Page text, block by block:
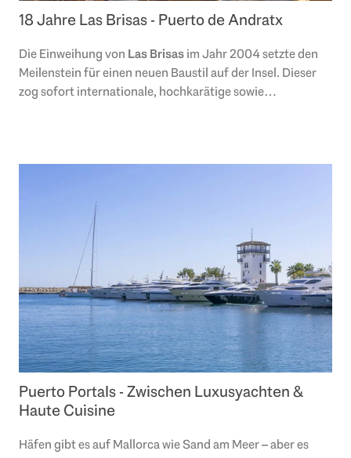
18 Jahre Las Brisas - Puerto de Andratx
Die Einweihung von Las Brisasim Jahr 2004 setzte den
Meilenstein für einen neuen Baustil auf der Insel. Dieser
zog sofort internationale, hochkarätige sowie
Puerto Portals - Zwischen Luxusyachten &
Haute Cuisine
Häfen gibt es auf Mallorca wie Sand am Meer – aber es